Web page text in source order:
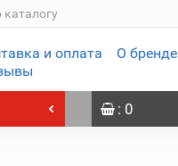
и оплата О бренде
: 0